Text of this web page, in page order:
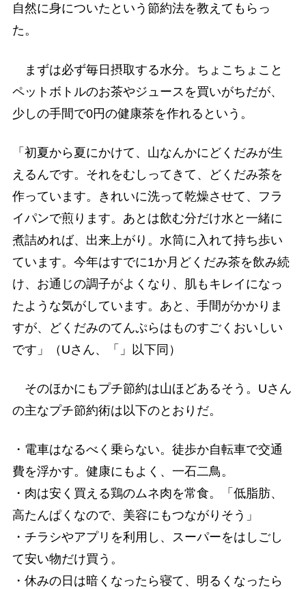
自然に身についたという節約法を教えてもらっ
た。
まずは必ず毎日摂取する水分。ちょこちょこと
ペットボトルのお茶やジュースを買いがちだが、
少しの手間で0円の健康茶を作れるという。
「初夏から夏にかけて、山なんかにどくだみが生
えるんです。それをむしってきて、どくだみ茶を
作っています。きれいに洗って乾燥させて、フラ
イパンで煎ります。あとは飲む分だけ水と一緒に
煮詰めれば、出来上がり。水筒に入れて持ち歩い
ています。今年はすでに1か月どくだみ茶を飲み続
け、お通じの調子がよくなり、肌もキレイになっ
たような気がしています。あと、手間がかかりま
すが、どくだみのてんぷらはものすごくおいしい
です」（Uさん、「」以下同）
そのほかにもプチ節約は山ほどあるそう。Uさん
の主なプチ節約術は以下のとおりだ。
・電車はなるべく乗らない。徒歩か自転車で交通
費を浮かす。健康にもよく、一石二鳥。
・肉は安く買える鶏のムネ肉を常食。「低脂肪、
高たんぱくなので、美容にもつながりそう」
・チラシやアプリを利用し、スーパーをはしごし
て安い物だけ買う。
・休みの日は暗くなったら寝て、明るくなったら